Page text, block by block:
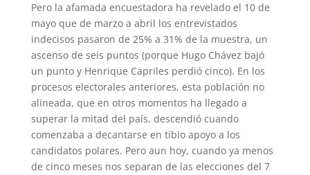
Pero la afamada encuestadora ha revelado el 10 de
mayo que de marzo a abril los entrevistados
indecisos pasaron de 25% a 31% de la muestra, un
ascenso de seis puntos (porque Hugo Chávez bajó
un punto y Henrique Capriles perdió cinco). En los
procesos electorales anteriores, esta población no
alineada, que en otros momentos ha llegado a
superar la mitad del país, descendió cuando
comenzaba a decantarse en tibio apoyo a los
candidatos polares. Pero aun hoy, cuando ya menos
de cinco meses nos separan de las elecciones del 7